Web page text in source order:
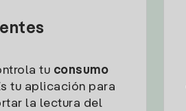
tu consumo
tu aplicación para
la lectura del